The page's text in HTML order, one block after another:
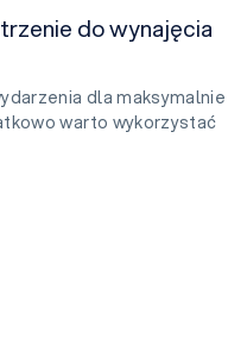
do wynajęcia
dla maksymalnie
warto wykorzystać